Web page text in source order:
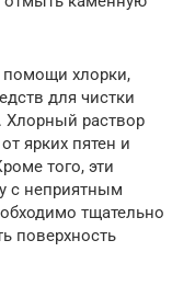
помощи хлорки,
для чистки
Хлорный раствор
ярких пятен и
того, эти
с неприятным
тщательно
поверхность